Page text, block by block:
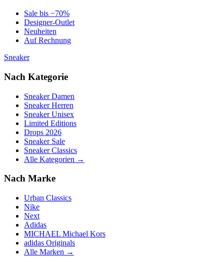
Sale bis −70%
Designer-Outlet
Neuheiten
Auf Rechnung
Sneaker
Nach Kategorie
Sneaker Damen
Sneaker Herren
Sneaker Unisex
Limited Editions
Drops 2026
Sneaker Sale
Sneaker Classics
Alle Kategorien →
Nach Marke
Urban Classics
Nike
Next
Adidas
MICHAEL Michael Kors
adidas Originals
Alle Marken →